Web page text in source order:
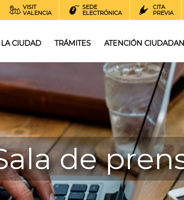
VISIT
VALENCIA
SEDE
ELECTRÓNICA
CITA
PREVIA
LA CIUDAD TRÁMITES ATENCIÓN
de